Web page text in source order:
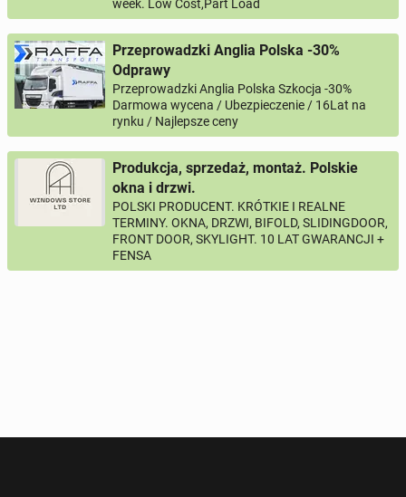
week. Low Cost,Part Load
Przeprowadzki Anglia Polska -30%
Odprawy
Przeprowadzki Anglia Polska Szkocja -30%
Darmowa wycena / Ubezpieczenie / 16Lat na
rynku / Najlepsze ceny
Produkcja, sprzedaż, montaż. Polskie
okna i drzwi.
POLSKI PRODUCENT. KRÓTKIE I REALNE
TERMINY. OKNA, DRZWI, BIFOLD, SLIDINGDOOR,
FRONT DOOR, SKYLIGHT. 10 LAT GWARANCJI +
FENSA